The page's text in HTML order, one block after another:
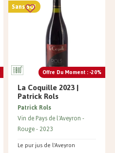
Offre Du Moment : -20%
Sans SO²
La Coquille 2023 |
Patrick Rols
Le pur jus de l'Aveyron
Patrick Rols
Vin de Pays de l'Aveyron
Rouge 2023